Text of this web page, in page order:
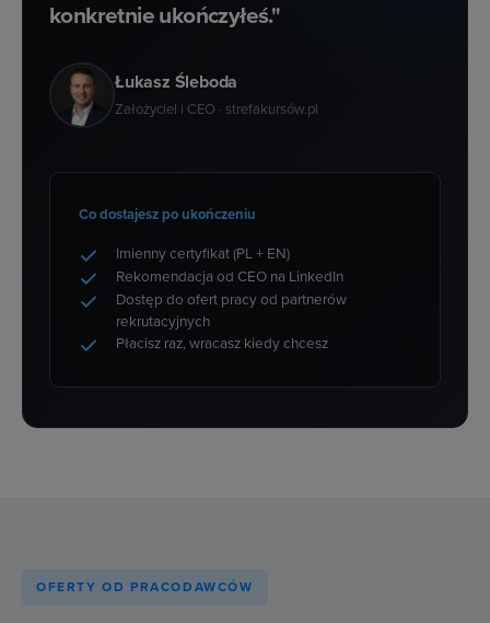
konkretnie ukończyłeś."
Łukasz Śleboda
Założyciel i CEO · strefakursów.pl
Co dostajesz po ukończeniu
Imienny certyfikat (PL + EN)
Rekomendacja od CEO na LinkedIn
Dostęp do ofert pracy od partnerów
rekrutacyjnych
Płacisz raz, wracasz kiedy chcesz
OFERTY OD PRACODAWCÓW